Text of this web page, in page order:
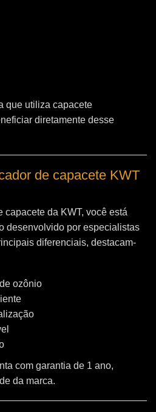
que utiliza capacete
diretamente desse
de capacete KWT
capacete da KWT, você está
desenvolvido por especialistas
diferenciais, destacam-
ozônio
com garantia de 1 ano,
da marca.